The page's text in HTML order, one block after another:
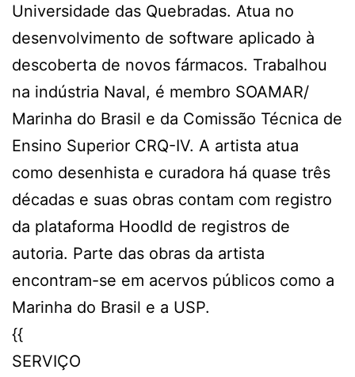
Universidade das Quebradas. Atua no
desenvolvimento de software aplicado à
descoberta de novos fármacos. Trabalhou
na indústria Naval, é membro SOAMAR/
Marinha do Brasil e da Comissão Técnica de
Ensino Superior CRQ-IV. A artista atua
como desenhista e curadora há quase três
décadas e suas obras contam com registro
da plataforma HoodId de registros de
autoria. Parte das obras da artista
encontram-se em acervos públicos como a
Marinha do Brasil e a USP.
{{
SERVIÇO